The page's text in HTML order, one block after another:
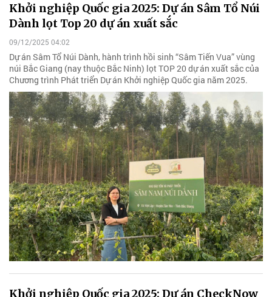
Khởi nghiệp Quốc gia 2025: Dự án Sâm Tổ Núi
Dành lọt Top 20 dự án xuất sắc
09/12/2025 04:02
Dự án Sâm Tổ Núi Dành, hành trình hồi sinh “Sâm Tiến Vua” vùng
núi Bắc Giang (nay thuộc Bắc Ninh) lọt TOP 20 dự án xuất sắc của
Chương trình Phát triển Dự án Khởi nghiệp Quốc gia năm 2025.
Khởi nghiệp Quốc gia 2025: Dự án CheckNow